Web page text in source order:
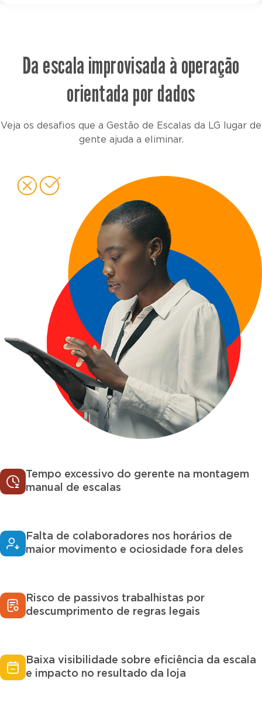
Da escala improvisada à operação
orientada por dados
Veja os desafios que a Gestão de Escalas da LG lugar de
gente ajuda a eliminar.
Tempo excessivo do gerente na montagem
manual de escalas
Falta de colaboradores nos horários de
maior movimento e ociosidade fora deles
Risco de passivos trabalhistas por
descumprimento de regras legais
Baixa visibilidade sobre eficiência da escala
e impacto no resultado da loja